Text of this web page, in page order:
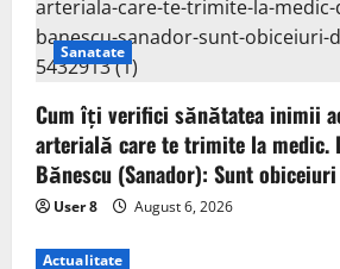
Sanatate
Cum îți verifici sănătatea inimii
arterială care te trimite la medic.
Bănescu (Sanador): Sunt
User 8 August 6, 2026
Actualitate